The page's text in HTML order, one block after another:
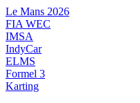
Videre
til
indhold
Le Mans 2026
FIA WEC
IMSA
IndyCar
ELMS
Formel 3
Karting